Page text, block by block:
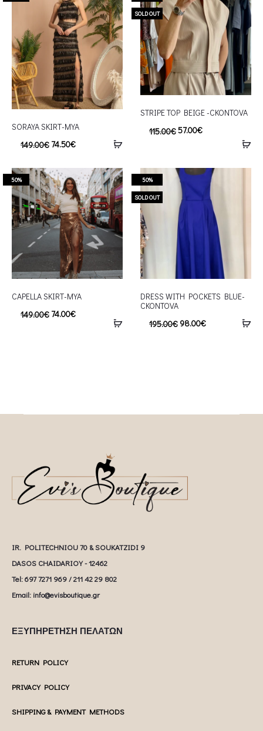
SORAYA SKIRT-MYA
149.00€ 74.50€
SOLD OUT
STRIPE TOP BEIGE -CKONTOVA
115.00€57.00€
50%
CAPELLA SKIRT-MYA
149.00€ 74.00€
50%
SOLD OUT
DRESS WITH POCKETS BLUE-
CKONTOVA
195.00€ 98.00€
IR. POLITECHNIOU 70 & SOUKATZIDI 9
DASOS CHAIDARIOY - 12462
Tel: 697 7271 969 / 211 42 29 802
Email: info@evisboutique.gr
ΕΞΥΠΗΡΕΤΗΣΗ ΠΕΛΑΤΩΝ
RETURN POLICY
PRIVACY POLICY
SHIPPING & PAYMENT METHODS